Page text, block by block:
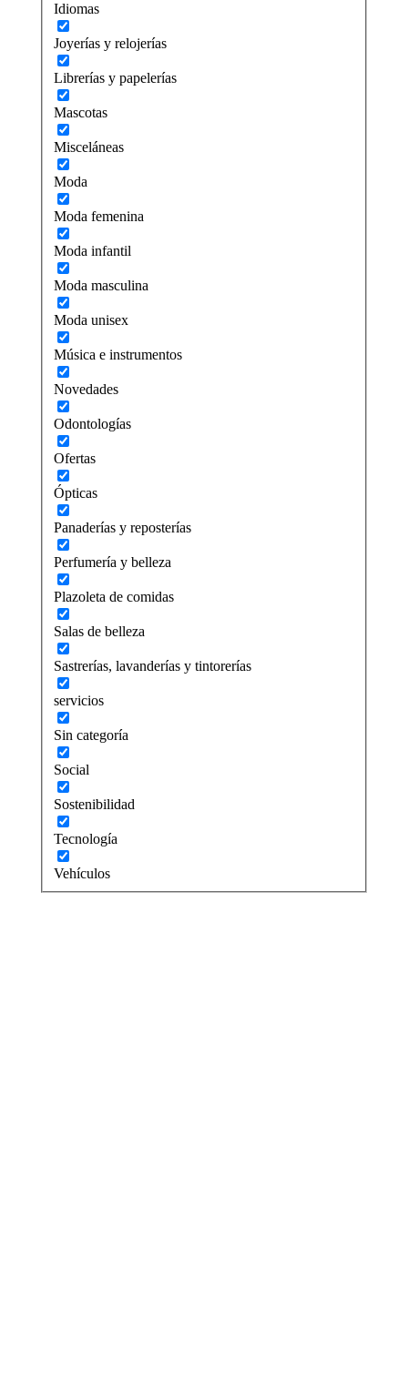
Idiomas
Joyerías y relojerías
Librerías y papelerías
Mascotas
Misceláneas
Moda
Moda femenina
Moda infantil
Moda masculina
Moda unisex
Música e instrumentos
Novedades
Odontologías
Ofertas
Ópticas
Panaderías y reposterías
Perfumería y belleza
Plazoleta de comidas
Salas de belleza
Sastrerías, lavanderías y tintorerías
servicios
Sin categoría
Social
Sostenibilidad
Tecnología
Vehículos